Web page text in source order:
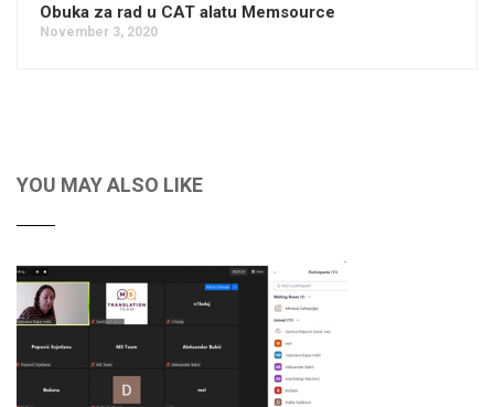
Obuka za rad u CAT alatu Memsource
November 3, 2020
YOU MAY ALSO LIKE